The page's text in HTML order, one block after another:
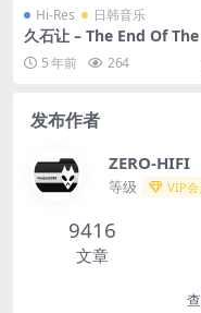
Hi-Res 日韩音乐
久石让 – The End Of The
rld (Live At Joe
World Dream
5 年前 264
发布作者
ZERO-HIFI
等级 VIP
9416
文章